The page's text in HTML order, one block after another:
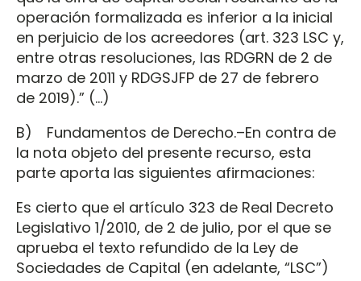
operación formalizada es inferior a la inicial
en perjuicio de los acreedores (art. 323 LSC y,
entre otras resoluciones, las RDGRN de 2 de
marzo de 2011 y RDGSJFP de 27 de febrero
de 2019).” (…)
B) Fundamentos de Derecho.–En contra de
la nota objeto del presente recurso, esta
parte aporta las siguientes afirmaciones:
Es cierto que el artículo 323 de Real Decreto
Legislativo 1/2010, de 2 de julio, por el que se
aprueba el texto refundido de la Ley de
Sociedades de Capital (en adelante, “LSC”)